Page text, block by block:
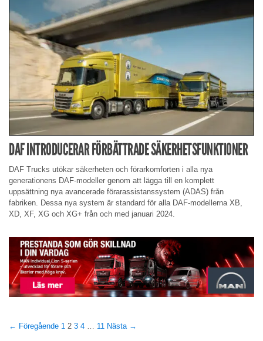
DAF INTRODUCERAR FÖRBÄTTRADE SÄKERHETSFUNKTIONER
DAF Trucks utökar säkerheten och förarkomforten i alla nya
generationens DAF-modeller genom att lägga till en komplett
uppsättning nya avancerade förarassistanssystem (ADAS) från
fabriken. Dessa nya system är standard för alla DAF-modellerna XB,
XD, XF, XG och XG+ från och med januari 2024.
← Föregående 1 2 3 4 … 11 Nästa →